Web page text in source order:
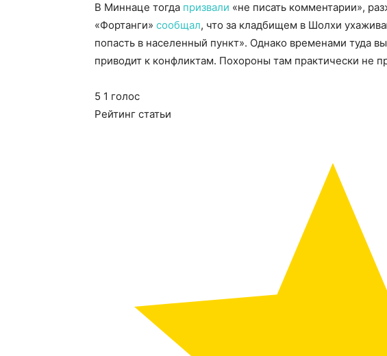
В Миннаце тогда призвали «не писать комментарии»,
«Фортанги» сообщал, что за кладбищем в Шолхи
попасть в населенный пункт». Однако временами туда
приводит к конфликтам. Похороны там практически не
5 1 голос
Рейтинг статьи